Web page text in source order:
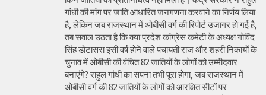
गांधी की मांग पर जाति आधारित जनगणना करवाने का निर्णय लिया
है, लेकिन जब राजस्थान में ओबीसी वर्ग की रिपोर्ट उजागर हो गई है,
तब सवाल उठता है कि क्या प्रदेश कांग्रेस कमेटी के अध्यक्ष गोविंद
सिंह डोटासरा इसी वर्ष होने वाले पंचायती राज और शहरी निकायों के
चुनाव में ओबीसी की वंचित 82 जातियों के लोगों को उम्मीदवार
बनाएंगे? राहुल गांधी का सपना तभी पूरा होगा, जब राजस्थान में
ओबीसी वर्ग की 82 जातियों के लोगों को आरक्षित सीटों पर